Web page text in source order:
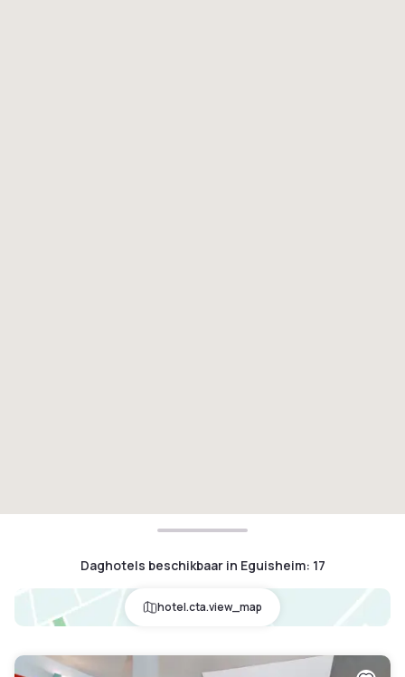
Daghotels beschikbaar in Eguisheim: 17
hotel.cta.view_map